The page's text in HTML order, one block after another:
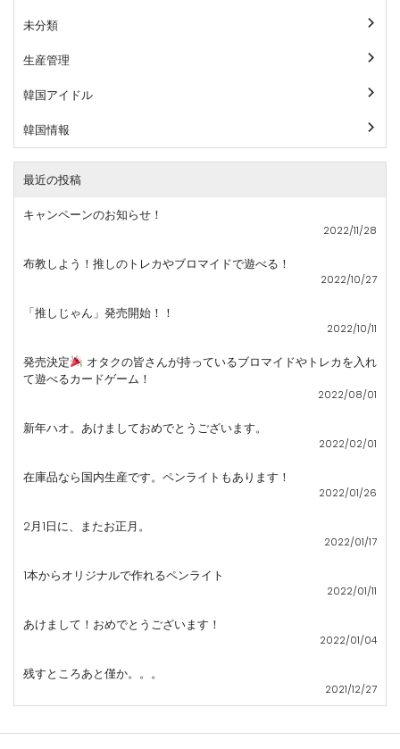
未分類
生産管理
韓国アイドル
韓国情報
最近の投稿
キャンペーンのお知らせ！
2022/11/28
布教しよう！推しのトレカやブロマイドで遊べる！
2022/10/27
「推しじゃん」発売開始！！
2022/10/11
発売決定
オタクの皆さんが持っているブロマイドやトレカを入れ
て遊べるカードゲーム！
2022/08/01
新年ハオ。あけましておめでとうございます。
2022/02/01
在庫品なら国内生産です。ペンライトもあります！
2022/01/26
2月1日に、またお正月。
2022/01/17
1本からオリジナルで作れるペンライト
2022/01/11
あけまして！おめでとうございます！
2022/01/04
残すところあと僅か。。。
2021/12/27